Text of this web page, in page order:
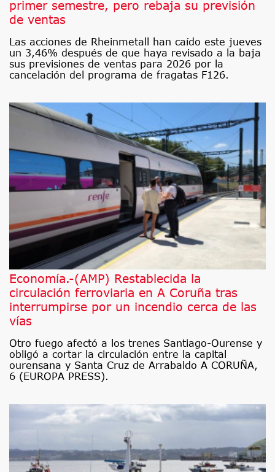
primer semestre, pero rebaja su previsión
de ventas
Las acciones de Rheinmetall han caído este jueves
un 3,46% después de que haya revisado a la baja
sus previsiones de ventas para 2026 por la
cancelación del programa de fragatas F126.
Economía.-(AMP) Restablecida la
circulación ferroviaria en A Coruña tras
interrumpirse por un incendio cerca de las
vías
Otro fuego afectó a los trenes Santiago-Ourense y
obligó a cortar la circulación entre la capital
ourensana y Santa Cruz de Arrabaldo A CORUÑA,
6 (EUROPA PRESS).